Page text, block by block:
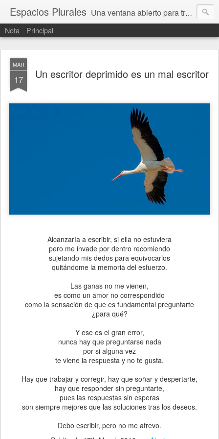
Espacios Plurales Una ventana abierto para tratar problemas que nos afectan a todxs. Temas sociales, educación, cultura, economía, política, derechos, calidad de vida. Estamos gobernados, pero queremos una calidad mayor en la política.
Nota Principal
MAR
17 Un escritor deprimido es un mal escritor
Alcanzaría a escribir, si ella no estuviera
pero me invade por dentro recomiendo
sujetando mis dedos para equivocarlos
quitándome la memoria del esfuerzo.
Las ganas no me vienen,
es como un amor no correspondido
como la sensación de que es fundamental preguntarte
¿para qué?
Y ese es el gran error,
nunca hay que preguntarse nada
por si alguna vez
te viene la respuesta y no te gusta.
Hay que trabajar y corregir, hay que soñar y despertarte,
hay que responder sin preguntarte,
pues las respuestas sin esperas
son siempre mejores que las soluciones tras los deseos.
Debo escribir, pero no me atrevo.